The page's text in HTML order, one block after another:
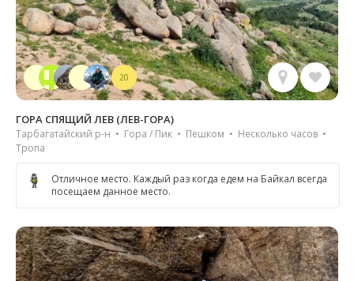
20
ГОРА СПЯЩИЙ ЛЕВ (ЛЕВ-ГОРА)
Тарбагатайский р-н • Гора / Пик • Пешком • Несколько часов •
Тропа
Отличное место. Каждый раз когда едем на Байкал всегда
посещаем данное место.